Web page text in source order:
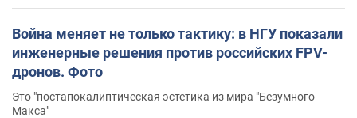
Война меняет не только тактику: в НГУ показали
инженерные решения против российских FPV-
дронов. Фото
Это "постапокалиптическая эстетика из мира "Безумного
Макса"